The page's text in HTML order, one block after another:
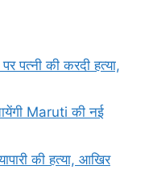
पत्नी की करदी हत्या,
Maruti की नई
की हत्या, आखिर